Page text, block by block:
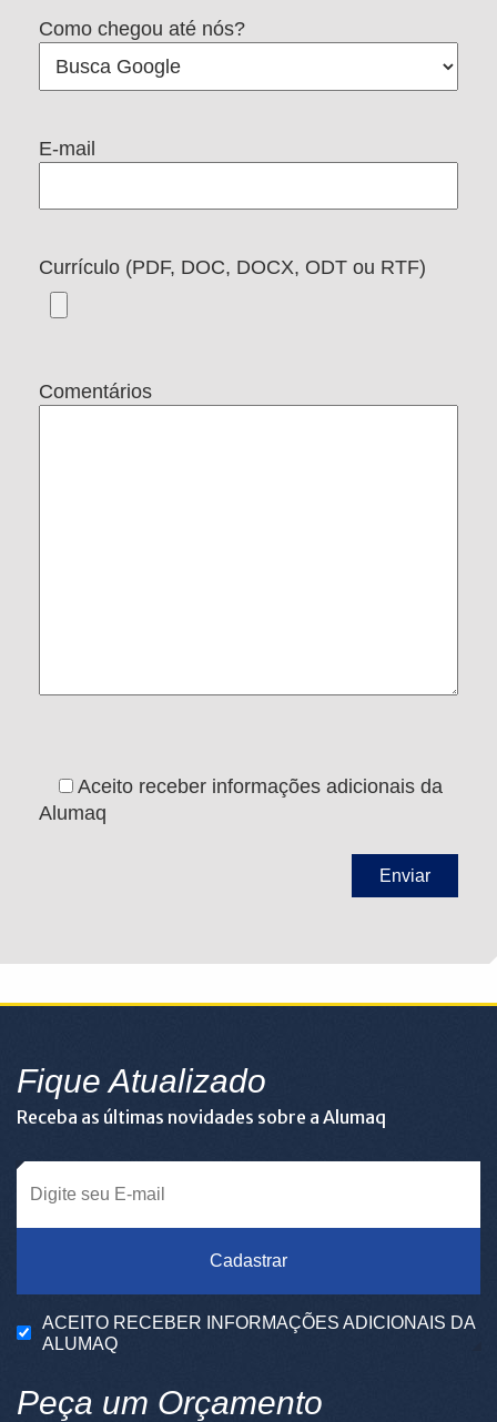
Como chegou até nós?
E-mail
Currículo (PDF, DOC, DOCX, ODT ou RTF)
Comentários
Aceito receber informações adicionais da
Alumaq
Fique Atualizado
Receba as últimas novidades sobre a Alumaq
Cadastrar
ACEITO RECEBER INFORMAÇÕES ADICIONAIS DA
ALUMAQ
Peça um Orçamento